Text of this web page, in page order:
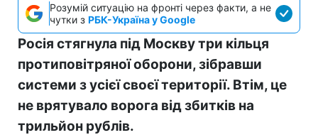
Розумій ситуацію на фронті через факти, а не
чутки з РБК-Україна у Google
Росія стягнула під Москву три кільця
протиповітряної оборони, зібравши
системи з усієї своєї території. Втім, це
не врятувало ворога від збитків на
трильйон рублів.